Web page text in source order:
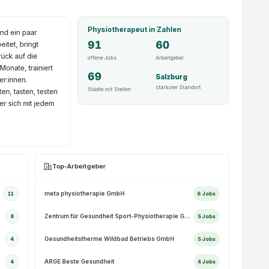
ein paar
bringt
auf die
trainiert
tasten, testen
sich mit jedem
Physiotherapeutin Zahlen
91
offene Jobs
60
Arbeitgeber
69
Städte mit Stellen
Salzburg
stärkster Standort
11
8
4
4
Top-Arbeitgeber
meta physiotherapie GmbH 6 Jobs
Zentrum für Gesundheit Sport-Physiotherapie GmbH 5 Jobs
Gesundheitstherme Wildbad Betriebs GmbH 5 Jobs
ARGE Beste Gesundheit 4 Jobs